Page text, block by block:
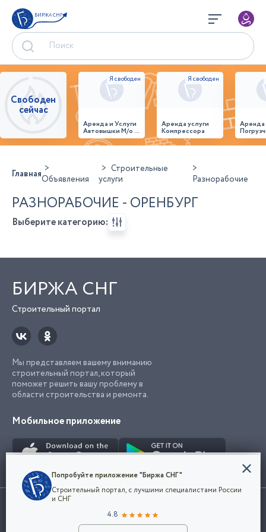
БИРЖА СНГ
Свободен
сейчас
Аренда и Услуги
Автовышки М/о г.
Домодедово
26,28,32 место
Аренда услуги
Компрессора
ГлавнаяОбъявления
Строительные
услуги
Разнорабочие
РАЗНОРАБОЧИЕ - ОРЕНБУРГ
Выберите категорию:
БИРЖА СНГ
Строительный портал
Мы представляем вашему вниманию
строительный портал, который
поможет решить вашу проблему в
области строительства и ремонта.
Мобильное приложение
Использование сайта, в том числе подача объявлений, означает
марки представленные на сайте являются собственностью их
Конфиденциальность
Мы используем файлы cookie, чтобы сделать
наш сайт удобным для каждого
Политикой конфиденциальности компании
Попробуйте приложение "Биржа СНГ"
Строительный портал, с лучшими специалистами России
и СНГ
4.8